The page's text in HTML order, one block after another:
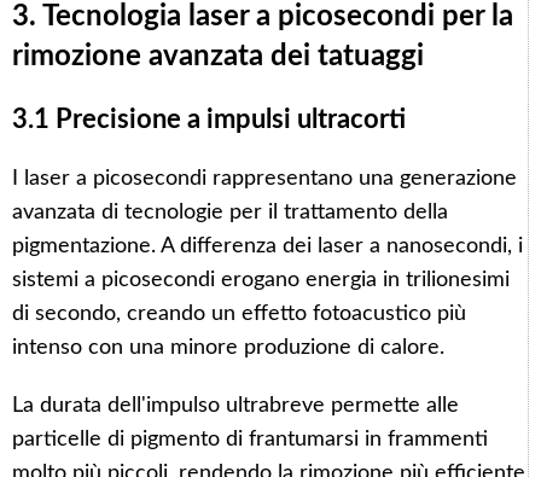
3. Tecnologia laser a picosecondi per la
rimozione avanzata dei tatuaggi
3.1 Precisione a impulsi ultracorti
I laser a picosecondi rappresentano una generazione
avanzata di tecnologie per il trattamento della
pigmentazione. A differenza dei laser a nanosecondi, i
sistemi a picosecondi erogano energia in trilionesimi
di secondo, creando un effetto fotoacustico più
intenso con una minore produzione di calore.
La durata dell'impulso ultrabreve permette alle
particelle di pigmento di frantumarsi in frammenti